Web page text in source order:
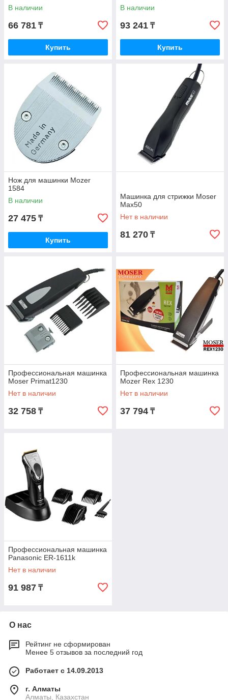
В наличии
66 781 ₸
Купить
В наличии
93 241 ₸
Купить
Нож для машинки Mozer
1584
В наличии
27 475 ₸
Купить
Машинка для стрижки Moser
Max50
Нет в наличии
81 270 ₸
Профессиональная машинка
Moser Primat1230
Нет в наличии
32 758 ₸
Профессиональная машинка
Mozer Rex 1230
Нет в наличии
37 794 ₸
Профессиональная машинка
Panasonic ER-1611k
Нет в наличии
91 987 ₸
О нас
Рейтинг не сформирован
Менее 5 отзывов за последний год
Работает с 14.09.2013
г. Алматы
Алматы, Казахстан